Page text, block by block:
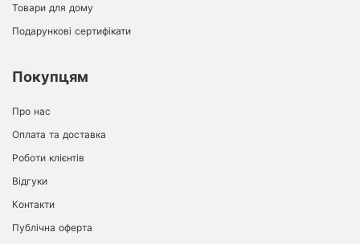
Товари для дому
Подарункові сертифікати
Покупцям
Про нас
Оплата та доставка
Роботи клієнтів
Відгуки
Контакти
Публічна оферта